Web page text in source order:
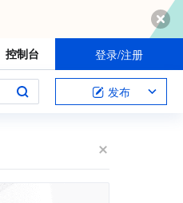
控制台 登录/注册
发布